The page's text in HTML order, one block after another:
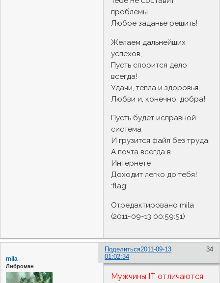
проблемы
Любое заданье решить!
Желаем дальнейших
успехов,
Пусть спорится дело
всегда!
Удачи, тепла и здоровья,
Любви и, конечно, добра!
Пусть будет исправной
система
И грузится файл без труда,
А почта всегда в
Интернете
Доходит легко до тебя!
:flag:
Отредактировано mila
(2011-09-13 00:59:51)
Поделиться 34
2011-09-13
01:02:34
mila
Либроман
Мужчины IT отличаются